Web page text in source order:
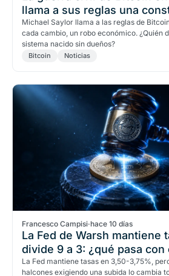
llama a sus reglas una
Michael Saylor llama a las reglas de
cada cambio, un robo económico. ¿Quién
sistema nacido sin dueños?
Bitcoin Noticias
Francesco Campisi·hace 10 días
La Fed de Warsh mantiene
divide 9 a 3: ¿qué pasa con
La Fed mantiene tasas en 3,50-3,75%,
halcones exigiendo una subida lo cambia